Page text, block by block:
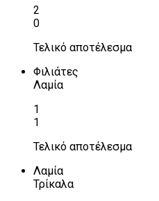
2
0
Τελικό αποτέλεσμα
Φιλιάτες
Λαμία
1
1
Τελικό αποτέλεσμα
Λαμία
Τρίκαλα